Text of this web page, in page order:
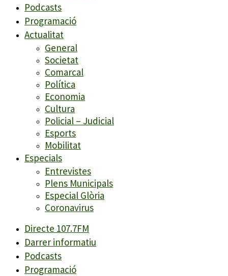
Podcasts
Programació
Actualitat
General
Societat
Comarcal
Política
Economia
Cultura
Policial – Judicial
Esports
Mobilitat
Especials
Entrevistes
Plens Municipals
Especial Glòria
Coronavirus
Directe 107.7FM
Darrer informatiu
Podcasts
Programació